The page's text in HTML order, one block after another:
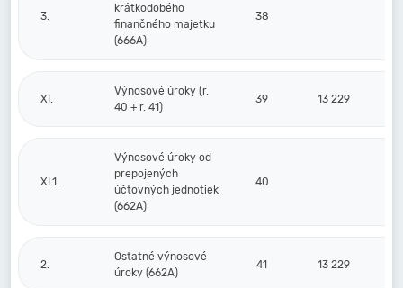
3.
krátkodobého
finančného majetku
(666A)
38
XI.
Výnosové úroky (r.
40 + r. 41)
39 13 229
XI.1.
Výnosové úroky od
prepojených
účtovných jednotiek
(662A)
40
2.
Ostatné výnosové
úroky (662A)
41 13 229